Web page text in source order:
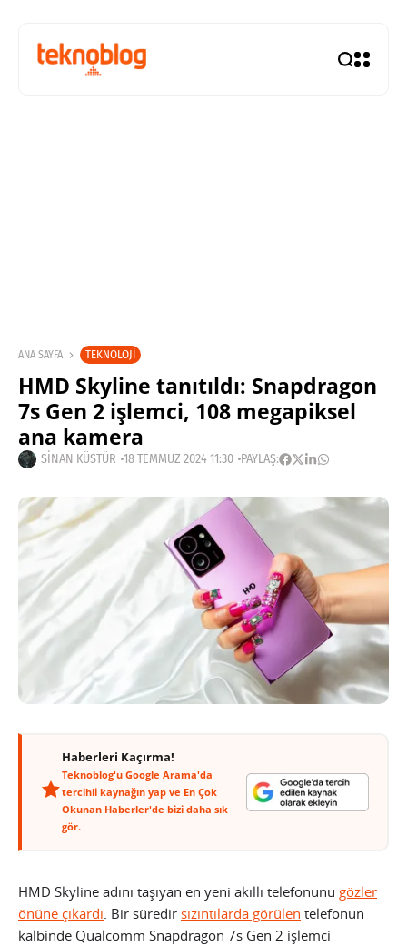
ANA SAYFA TEKNOLOJI
HMD Skyline tanıtıldı: Snapdragon
7s Gen 2 işlemci, 108 megapiksel
ana kamera
SINAN KÜSTÜR 18 TEMMUZ 2024 11:30 PAYLAŞ:
Haberleri Kaçırma!
Teknoblog'u Google Arama'da
tercihli kaynağın yap ve En Çok
Okunan Haberler'de bizi daha sık
gör.
HMD Skyline adını taşıyan en yeni akıllı telefonunu gözler
önüne çıkardı. Bir süredir sızıntılarda görülen telefonun
kalbinde Qualcomm Snapdragon 7s Gen 2 işlemci